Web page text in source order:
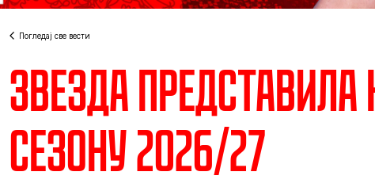
Погледај све вести
Звезда
сезону 2026/27